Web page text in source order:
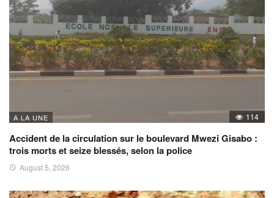
A LA UNE 114
Accident de la circulation sur le boulevard Mwezi Gisabo :
trois morts et seize blessés, selon la police
August 5, 2026